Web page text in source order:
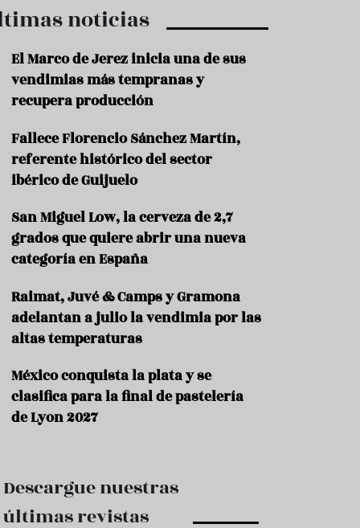
i
i
a
u
r
t
s
m
o
noticias
El Marco de Jerez inicia una de sus
vendimias más tempranas y
recupera producción
Fallece Florencio Sánchez Martín,
referente histórico del sector
ibérico de Guijuelo
San Miguel Low, la cerveza de 2,7
grados que quiere abrir una nueva
categoría en España
Raimat, Juvé & Camps y Gramona
adelantan a julio la vendimia por las
altas temperaturas
México conquista la plata y se
clasifica para la final de pastelería
de Lyon 2027
Descargue nuestras
últimas revistas